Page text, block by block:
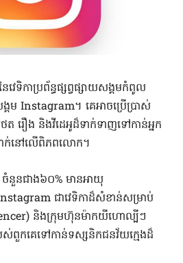
េទិកាប្រព័ន្ធផ្សព្វផ្សាយសង្គមកំពូល
ម Instagram។ គេអាចប្រើប្រាស់
ថត រឿង និងវីដេអូដ៏ទាក់ទាញទៅកាន់អ្នក
ាក់នៅលើពិភពលោក។
ចំនួនជាង៦០% មានអាយុ
ជាវេទិកាដ៏សំខាន់សម្រាប់
និងក្រុមហ៊ុនម៉ាកយីហោល្បីៗ
កគេទៅកាន់ទស្សនិកជនវ័យក្មេងដ៏